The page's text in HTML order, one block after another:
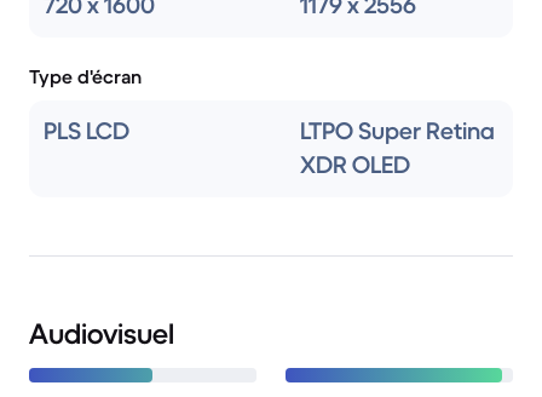
Type d'écran
PLS LCD
LTPO Super Retina
XDR OLED
Audiovisuel